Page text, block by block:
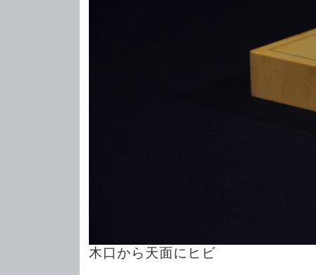
木口から天面にヒビ